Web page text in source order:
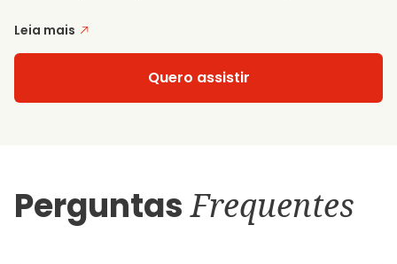
Leia mais
Quero assistir
PerguntasFrequentes